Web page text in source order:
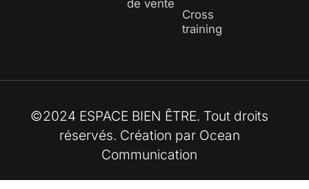
de vente
Cross
training
©2024 ESPACE BIEN ÊTRE. Tout droits
réservés. Création par Ocean
Communication